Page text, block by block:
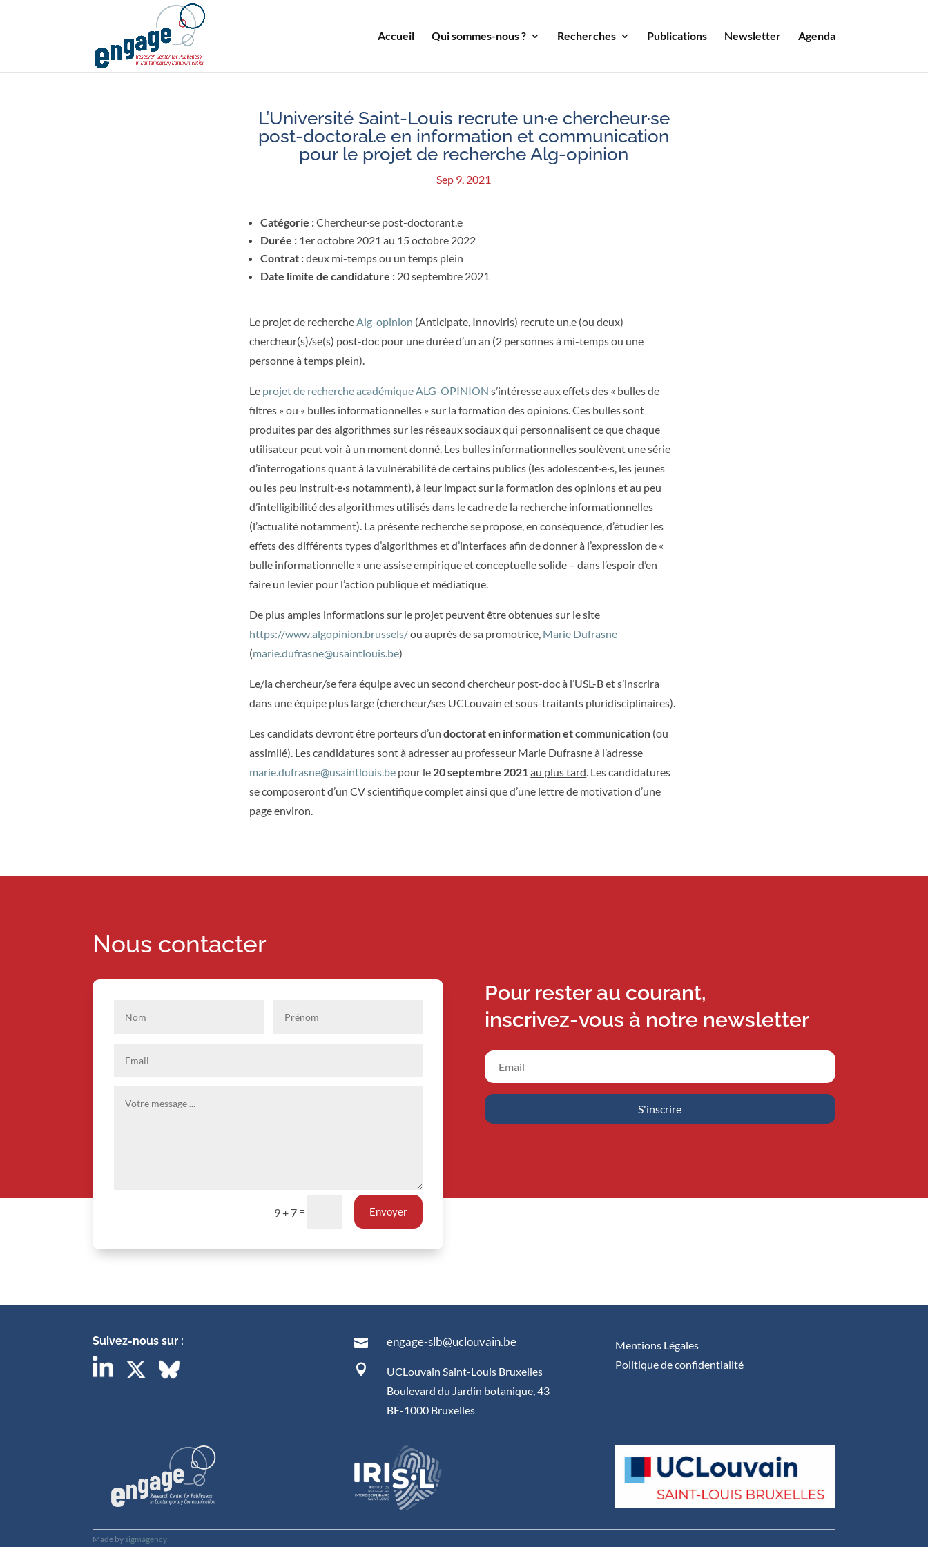
Accueil Qui sommes-nous ? Recherches Publications Newsletter Agenda
L’Université Saint-Louis recrute un·e chercheur·se
post-doctoral.e en information et communication
pour le projet de recherche Alg-opinion
Sep 9, 2021
Catégorie :Chercheur·se post-doctorant.e
Durée : 1er octobre 2021 au 15 octobre 2022
Contrat :deux mi-temps ou un temps plein
Date limite de candidature : 20 septembre 2021
Le projet de rechercheAlg-opinion (Anticipate, Innoviris) recrute un.e (ou deux)
chercheur(s)/se(s) post-doc pour une durée d’un an (2 personnes à mi-temps ou une
personne à temps plein).
Le projet de recherche académique ALG-OPINION s’intéresse aux effets des « bulles de
filtres » ou « bulles informationnelles » sur la formation des opinions. Ces bulles sont
produites par des algorithmes sur les réseaux sociaux qui personnalisent ce que chaque
utilisateur peut voir à un moment donné. Les bulles informationnelles soulèvent une série
d’interrogations quant à la vulnérabilité de certains publics (les adolescent·e·s, les jeunes
ou les peu instruit·e·s notamment), à leur impact sur la formation des opinions et au peu
d’intelligibilité des algorithmes utilisés dans le cadre de la recherche informationnelles
(l’actualité notamment). La présente recherche se propose, en conséquence, d’étudier les
effets des différents types d’algorithmes et d’interfaces afin de donner à l’expression de «
bulle informationnelle » une assise empirique et conceptuelle solide – dans l’espoir d’en
faire un levier pour l’action publique et médiatique.
De plus amples informations sur le projet peuvent être obtenues sur le site
https://www.algopinion.brussels/ou auprès de sa promotrice, Marie Dufrasne
(marie.dufrasne@usaintlouis.be)
Le/la chercheur/se fera équipe avec un second chercheur post-doc à l’USL-B et s’inscrira
dans une équipe plus large (chercheur/ses UCLouvain et sous-traitants pluridisciplinaires).
Les candidats devront être porteurs d’undoctorat en information et communication (ou
assimilé). Les candidatures sont à adresser au professeur Marie Dufrasne à l’adresse
marie.dufrasne@usaintlouis.be pour le 20 septembre 2021au plus tard. Les candidatures
se composeront d’un CV scientifique complet ainsi que d’une lettre de motivation d’une
page environ.
Nous contacter
9 + 7 = Envoyer
Pour rester au courant,
inscrivez-vous à notre newsletter
S'inscrire
Suivez-nous sur :  engage-slb@uclouvain.be

UCLouvain Saint-Louis Bruxelles
Boulevard du Jardin botanique, 43
BE-1000 Bruxelles
Mentions Légales
Politique de confidentialité
Made bysigmagency